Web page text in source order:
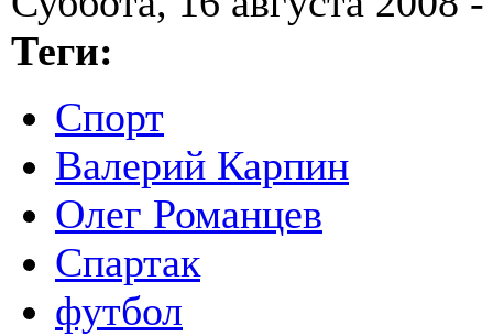
Теги:
Спорт
Валерий Карпин
Олег Романцев
Спартак
футбол